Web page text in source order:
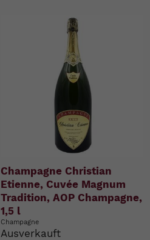
Champagne Christian
Etienne, Cuvée Magnum
Tradition, AOP Champagne,
1,5 l
Champagne
Ausverkauft